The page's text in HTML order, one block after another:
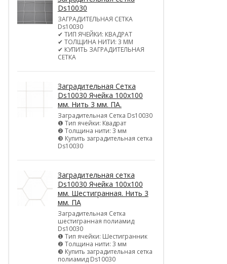
Ds10030
ЗАГРАДИТЕЛЬНАЯ СЕТКА
Ds10030
✔ ТИП ЯЧЕЙКИ: КВАДРАТ
✔ ТОЛЩИНА НИТИ: 3 ММ
✔ КУПИТЬ ЗАГРАДИТЕЛЬНАЯ
СЕТКА
Заградительная Сетка
Ds10030 Ячейка 100х100
мм. Нить 3 мм. ПА.
Заградительная Сетка Ds10030
❶ Тип ячейки: Квадрат
❷ Толщина нити: 3 мм
❸ Купить заградительная сетка
Ds10030
Заградительная сетка
Ds10030 Ячейка 100х100
мм. Шестигранная. Нить 3
мм. ПА
Заградительная Сетка
шестигранная полиамид
Ds10030
❶ Тип ячейки: Шестигранник
❷ Толщина нити: 3 мм
❸ Купить заградительная сетка
полиамид Ds10030